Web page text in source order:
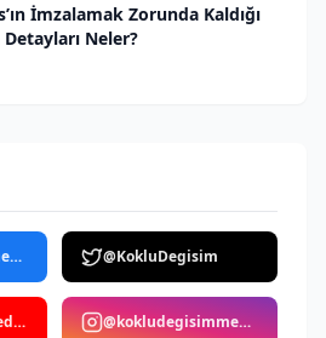
İmzalamak Zorunda Kaldığı
Detayları Neler?
@Kokludegisimmedya @KokluDegisim
Köklü Değişim Medya @kokludegisimmedya